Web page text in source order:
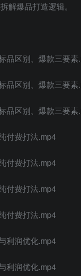
解爆品打造逻辑。
品区别、爆款三要素
品区别、爆款三要素
品区别、爆款三要素
付费打法.mp4
付费打法.mp4
付费打法.mp4
付费打法.mp4
利润优化.mp4
利润优化.mp4